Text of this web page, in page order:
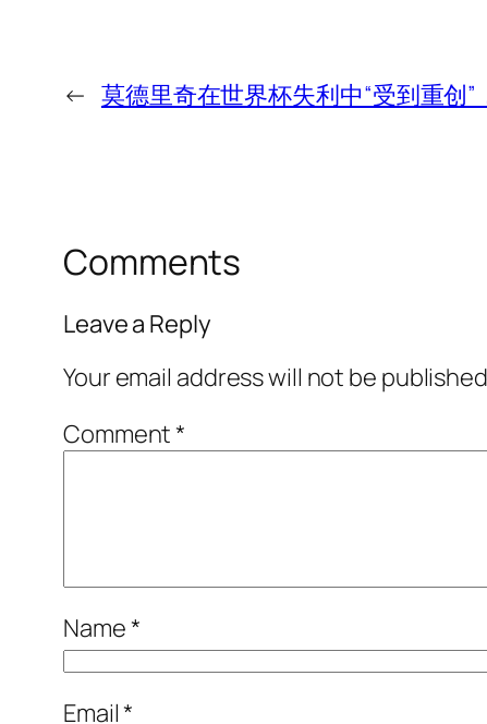
← 莫德里奇在世界杯失利中“受到重创
Comments
Leave a Reply
Your email address will not be
Comment*
Name*
Email*